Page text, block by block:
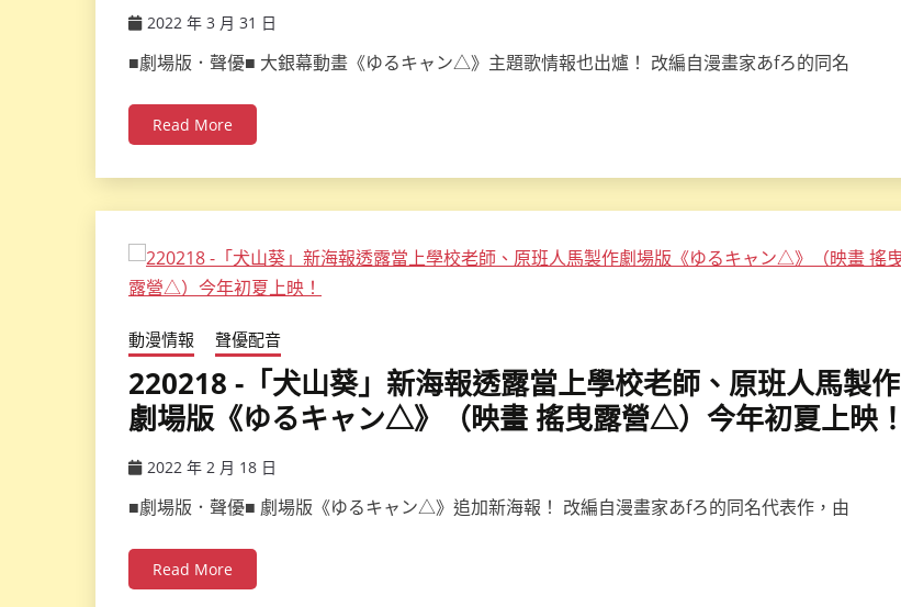
2022 年 3 月 31 日
■劇場版．聲優■ 大銀幕動畫《ゆるキャン△》主題歌情報也出爐！ 改編自漫畫家あfろ的同名
Read More
動漫情報 聲優配音
220218 -「犬山葵」新海報透露當上學校老師、原班人馬製作
劇場版《ゆるキャン△》（映畫 搖曳露營△）今年初夏上映！
2022 年 2 月 18 日
■劇場版．聲優■ 劇場版《ゆるキャン△》追加新海報！ 改編自漫畫家あfろ的同名代表作，由
Read More